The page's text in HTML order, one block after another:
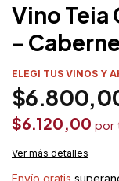
Vino Teia
-
ELEGI TUS VINOS Y
$6.120,00
Ver más detalles
Envío gratis